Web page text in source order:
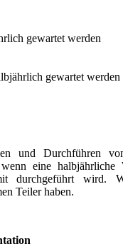
gewartet werden
gewartet werden
und Durchführen
eine halbjährliche
durchgeführt wird.
Teiler haben.